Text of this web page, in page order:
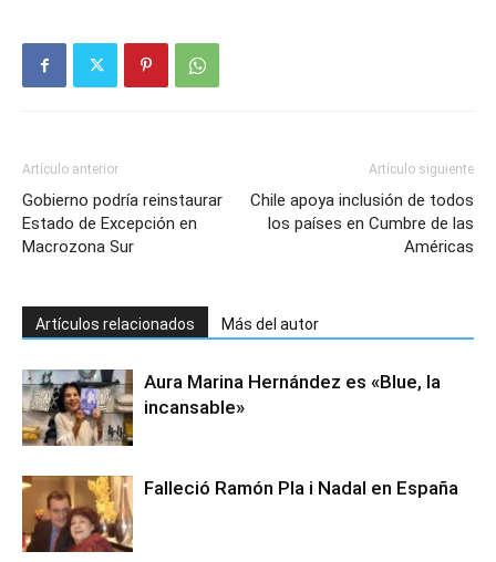
Artículo anterior
Gobierno podría reinstaurar
Estado de Excepción en
Macrozona Sur
Artículo siguiente
Chile apoya inclusión de todos
los países en Cumbre de las
Américas
Artículos relacionados Más del autor
Aura Marina Hernández es «Blue, la
incansable»
Falleció Ramón Pla i Nadal en España